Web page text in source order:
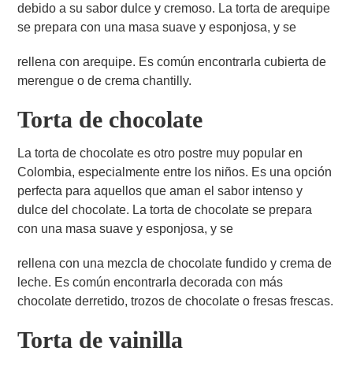
debido a su sabor dulce y cremoso. La torta de arequipe
se prepara con una masa suave y esponjosa, y se
rellena con arequipe. Es común encontrarla cubierta de
merengue o de crema chantilly.
Torta de chocolate
La torta de chocolate es otro postre muy popular en
Colombia, especialmente entre los niños. Es una opción
perfecta para aquellos que aman el sabor intenso y
dulce del chocolate. La torta de chocolate se prepara
con una masa suave y esponjosa, y se
rellena con una mezcla de chocolate fundido y crema de
leche. Es común encontrarla decorada con más
chocolate derretido, trozos de chocolate o fresas frescas.
Torta de vainilla